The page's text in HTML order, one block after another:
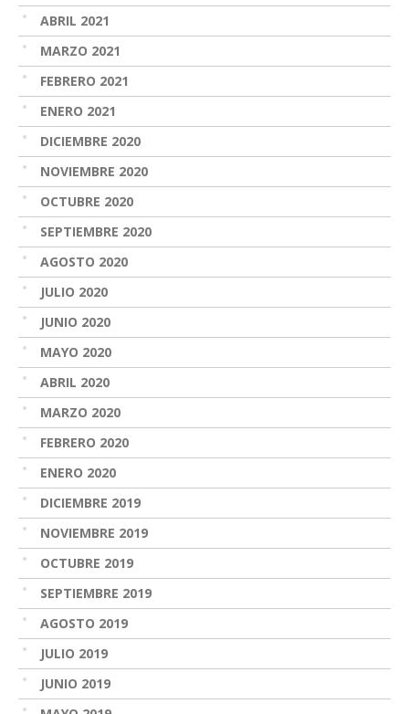
ABRIL 2021
MARZO 2021
FEBRERO 2021
ENERO 2021
DICIEMBRE 2020
NOVIEMBRE 2020
OCTUBRE 2020
SEPTIEMBRE 2020
AGOSTO 2020
JULIO 2020
JUNIO 2020
MAYO 2020
ABRIL 2020
MARZO 2020
FEBRERO 2020
ENERO 2020
DICIEMBRE 2019
NOVIEMBRE 2019
OCTUBRE 2019
SEPTIEMBRE 2019
AGOSTO 2019
JULIO 2019
JUNIO 2019